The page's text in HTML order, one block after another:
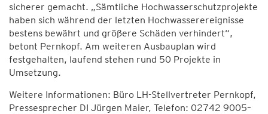
sicherer gemacht. „Sämtliche Hochwasserschutzprojekte
haben sich während der letzten Hochwasserereignisse
bestens bewährt und größere Schäden verhindert“,
betont Pernkopf. Am weiteren Ausbauplan wird
festgehalten, laufend stehen rund 50 Projekte in
Umsetzung.
Weitere Informationen: Büro LH-Stellvertreter Pernkopf,
Pressesprecher DI Jürgen Maier, Telefon: 02742 9005–